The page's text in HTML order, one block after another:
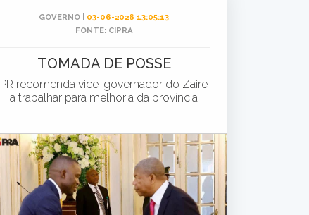
GOVERNO | 03-06-2026 13:05:13
FONTE: CIPRA
TOMADA DE POSSE
PR recomenda vice-governador do Zaire
a trabalhar para melhoria da província